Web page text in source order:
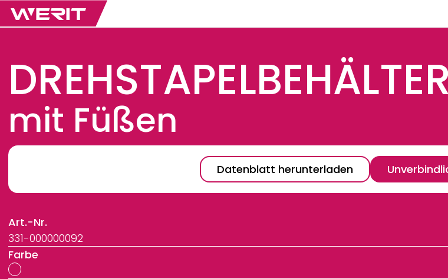
mit Füßen
Art.-Nr.
331-000000092
Farbe
Datenblatt herunterladen